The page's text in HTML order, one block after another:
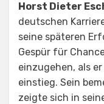
Horst Dieter
deutschen
seine späteren
Gespür für
einzugehen, als
einstieg. Sein
zeigte sich in